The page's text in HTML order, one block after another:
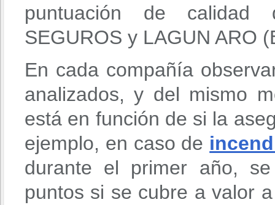
puntuación de calidad
SEGUROS y LAGUN ARO
En cada compañía
analizados, y del mismo
está en función de si la
ejemplo, en caso de
durante el primer año,
puntos si se cubre a valor